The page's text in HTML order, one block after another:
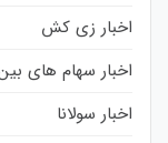
اخبار زی کش
اخبار سهام های
اخبار سولانا